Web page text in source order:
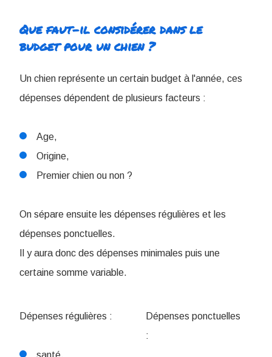
Que faut-il considérer dans le
budget pour un chien ?
Un chien représente un certain budget à l'année, ces
dépenses dépendent de plusieurs facteurs :
Age,
Origine,
Premier chien ou non ?
On sépare ensuite les dépenses régulières et les
dépenses ponctuelles.
Il y aura donc des dépenses minimales puis une
certaine somme variable.
Dépenses régulières :
santé,
Dépenses ponctuelles
: